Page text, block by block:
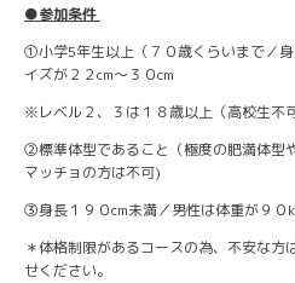
●参加条件
①小学5年生以上（７０歳くらいまで／
イズが２２cm～３０cm
※レベル２、３は１８歳以上（高校生不可
②標準体型であること（極度の肥満体型
マッチョの方は不可)
③身長１９０cm未満／男性は体重が９
＊体格制限があるコースの為、不安な
せください。